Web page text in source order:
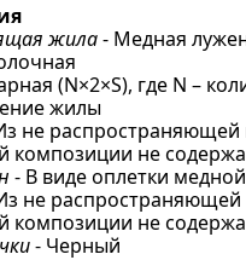
жила- Медная
(N×2×S), где N –
жилы
не распространяющей
композиции не
- В виде оплетки
не распространяющей
композиции не
- Черный